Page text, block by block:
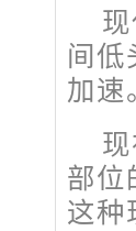
间低
加速。
部位
这种